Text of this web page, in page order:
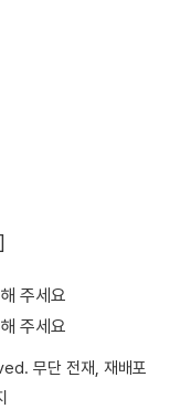
주세요
주세요
무단 전재, 재배포